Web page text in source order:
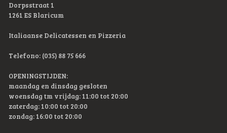
Dorpsstraat 1
1261 ES Blaricum
Italiaanse Delicatessen en Pizzeria
Telefono: (035) 88 75 666
OPENINGSTIJDEN:
maandag en dinsdag gesloten
woensdag tm vrijdag: 11:00 tot 20:00
zaterdag: 10:00 tot 20:00
zondag: 16:00 tot 20:00